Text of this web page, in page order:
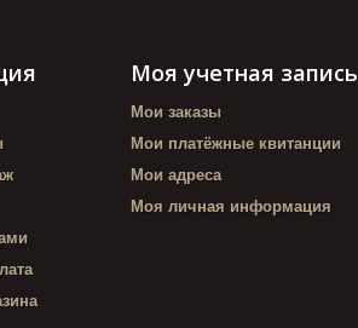
Моя учетная запись
Мои заказы
Мои платёжные квитанции
Мои адреса
Моя личная информация